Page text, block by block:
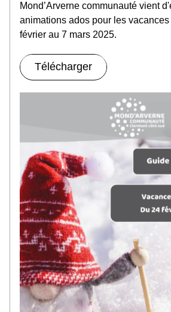
Mond’Arverne communauté vient
animations ados pour les
février au 7 mars 2025.
Télécharger